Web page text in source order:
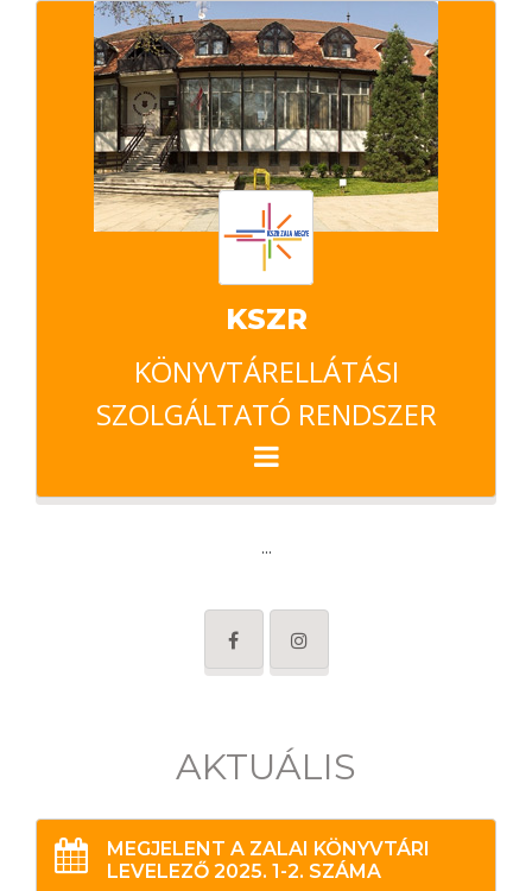
KSZR
KÖNYVTÁRELLÁTÁSI
SZOLGÁLTATÓ RENDSZER
...
AKTUÁLIS
MEGJELENT A ZALAI KÖNYVTÁRI
LEVELEZŐ 2025. 1-2. SZÁMA